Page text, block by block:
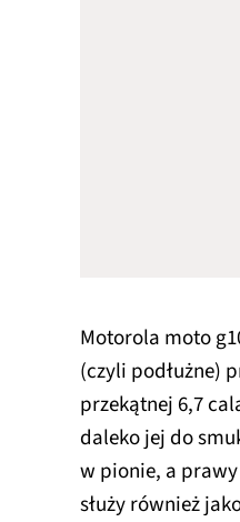
Motorola moto
(czyli podłużne)
przekątnej 6,7
daleko jej do
w pionie, a
służy również